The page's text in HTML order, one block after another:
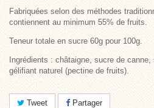
Fabriquées selon des méthodes
contiennent au minimum 55% de fruits.
Teneur totale en sucre 60g pour 100g.
Ingrédients : châtaigne, sucre de
gélifiant naturel (pectine de fruits).
Tweet Partager